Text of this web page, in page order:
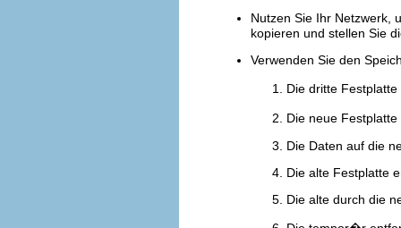
Nutzen Sie Ihr Netzwerk,
kopieren und stellen Sie
Verwenden Sie den
Die dritte
Die neue
Die Daten auf die
Die alte Festplatte
Die alte durch die